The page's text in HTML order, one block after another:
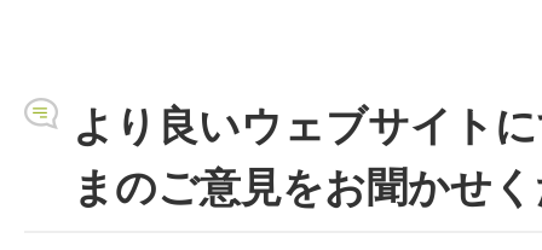
より良いウェブサイト
まのご意見をお聞かせ